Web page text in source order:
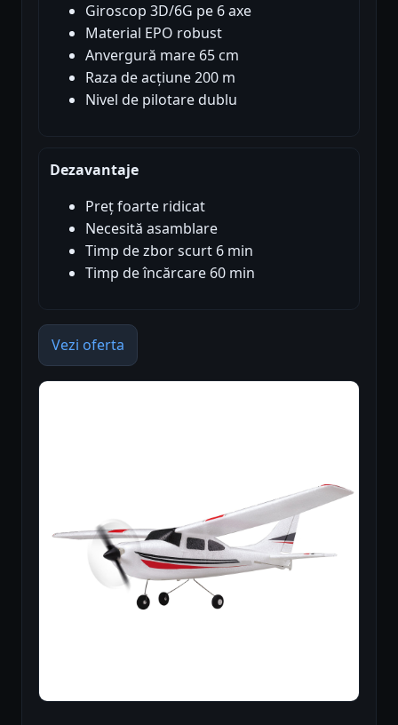
Giroscop 3D/6G pe 6 axe
Material EPO robust
Anvergură mare 65 cm
Raza de acțiune 200 m
Nivel de pilotare dublu
Dezavantaje
Preț foarte ridicat
Necesită asamblare
Timp de zbor scurt 6 min
Timp de încărcare 60 min
Vezi oferta